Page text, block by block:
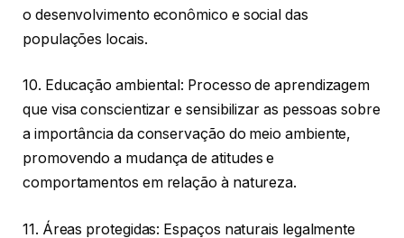
o desenvolvimento econômico e social das
populações locais.
10. Educação ambiental: Processo de aprendizagem
que visa conscientizar e sensibilizar as pessoas sobre
a importância da conservação do meio ambiente,
promovendo a mudança de atitudes e
comportamentos em relação à natureza.
11. Áreas protegidas: Espaços naturais legalmente